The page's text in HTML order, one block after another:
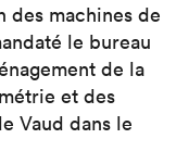
des machines de
le bureau
de la
et des
Vaud dans le